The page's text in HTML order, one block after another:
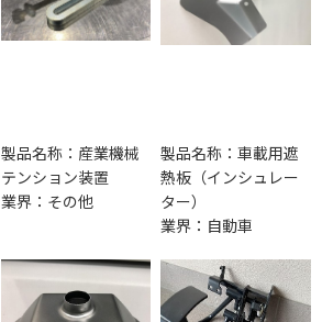
製品名称：産業機械
テンション装置
業界：その他
製品名称：車載用遮
熱板（インシュレー
ター）
業界：自動車